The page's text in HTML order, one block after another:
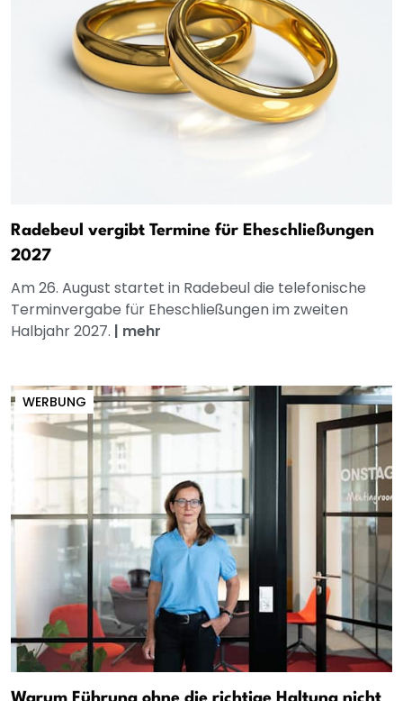
Radebeul vergibt Termine für Eheschließungen
2027
Am 26. August startet in Radebeul die telefonische
Terminvergabe für Eheschließungen im zweiten
Halbjahr 2027. | mehr
WERBUNG